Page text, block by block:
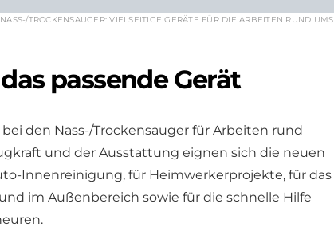
TROCKENSAUGER: VIELSEITIGE GERÄTE FÜR DIE ARBEITEN RUND UMS
passende Gerät
den Nass-/Trockensauger für Arbeiten rund
und der Ausstattung eignen sich die neuen
Innenreinigung, für Heimwerkerprojekte, für das
im Außenbereich sowie für die schnelle Hilfe